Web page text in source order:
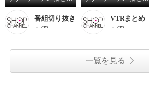
番組切り抜き
－ cm
VTRまとめ
－ cm
一覧を見る